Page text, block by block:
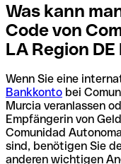
Was kann
Code von
LA Region
Wenn Sie eine
Bankkonto bei
Murcia veranlassen
Empfängerin von
Comunidad
sind, benötigen Sie
anderen wichtigen